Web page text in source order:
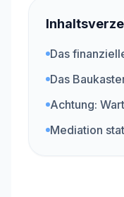
Das
Das
Achtung:
Mediation